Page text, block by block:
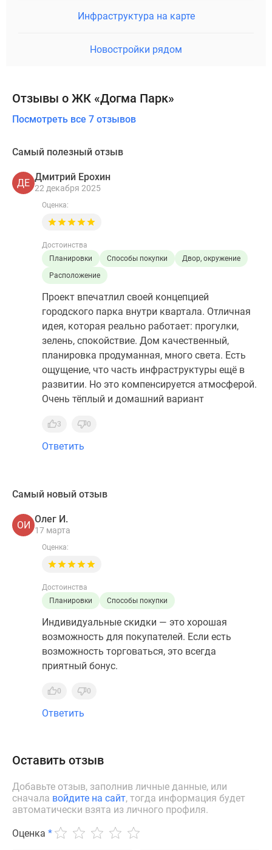
Инфраструктура на карте
Новостройки рядом
Отзывы о ЖК «Догма Парк»
Посмотреть все 7 отзывов
Самый полезный отзыв
ДЕ
Дмитрий Ерохин
22 декабря 2025
Оценка:
Достоинства
Планировки
Способы покупки
Двор, окружение
Расположение
Проект впечатлил своей концепцией
городского парка внутри квартала. Отличная
идея, которая реально работает: прогулки,
зелень, спокойствие. Дом качественный,
планировка продуманная, много света. Есть
ощущение, что часть инфраструктуры ещё в
развитии. Но это компенсируется атмосферой.
Очень тёплый и домашний вариант
3 0
Ответить
Самый новый отзыв
ОИ
Олег И.
17 марта
Оценка:
Достоинства
Планировки
Способы покупки
Индивидуальные скидки — это хорошая
возможность для покупателей. Если есть
возможность торговаться, это всегда
приятный бонус.
0 0
Ответить
Оставить отзыв
Добавьте отзыв, заполнив личные данные, или
сначала войдите на сайт, тогда информация будет
автоматически взята из личного профиля.
Оценка *